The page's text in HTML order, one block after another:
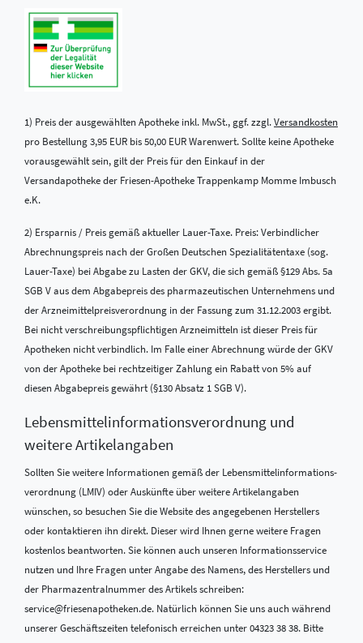
1) Preis der ausgewählten Apotheke inkl. MwSt., ggf. zzgl.Versandkosten
pro Bestellung 3,95 EUR bis 50,00 EUR Warenwert. Sollte keine Apotheke
vorausgewählt sein, gilt der Preis für den Einkauf in der
Versandapotheke der Friesen-Apotheke Trappenkamp Momme Imbusch
e.K.
2) Ersparnis / Preis gemäß aktueller Lauer-Taxe. Preis: Verbindlicher
Abrechnungspreis nach der Großen Deutschen Spezialitätentaxe (sog.
Lauer-Taxe) bei Abgabe zu Lasten der GKV, die sich gemäß §129 Abs. 5a
SGB V aus dem Abgabepreis des pharmazeutischen Unternehmens und
der Arzneimittelpreisverordnung in der Fassung zum 31.12.2003 ergibt.
Bei nicht verschreibungspflichtigen Arzneimitteln ist dieser Preis für
Apotheken nicht verbindlich. Im Falle einer Abrechnung würde der GKV
von der Apotheke bei rechtzeitiger Zahlung ein Rabatt von 5% auf
diesen Abgabepreis gewährt (§130 Absatz 1 SGB V).
Lebensmittel­informations­verordnung und
weitere Artikelangaben
Sollten Sie weitere Informationen gemäß der Lebensmittel­informations­
verordnung (LMIV) oder Auskünfte über weitere Artikelangaben
wünschen, so besuchen Sie die Website des angegebenen Herstellers
oder kontaktieren ihn direkt. Dieser wird Ihnen gerne weitere Fragen
kostenlos beantworten. Sie können auch unseren Informationsservice
nutzen und Ihre Fragen unter Angabe des Namens, des Herstellers und
der Pharmazentralnummer des Artikels schreiben:
service@friesenapotheken.de. Natürlich können Sie uns auch während
unserer Geschäftszeiten telefonisch erreichen unter 04323 38 38. Bitte